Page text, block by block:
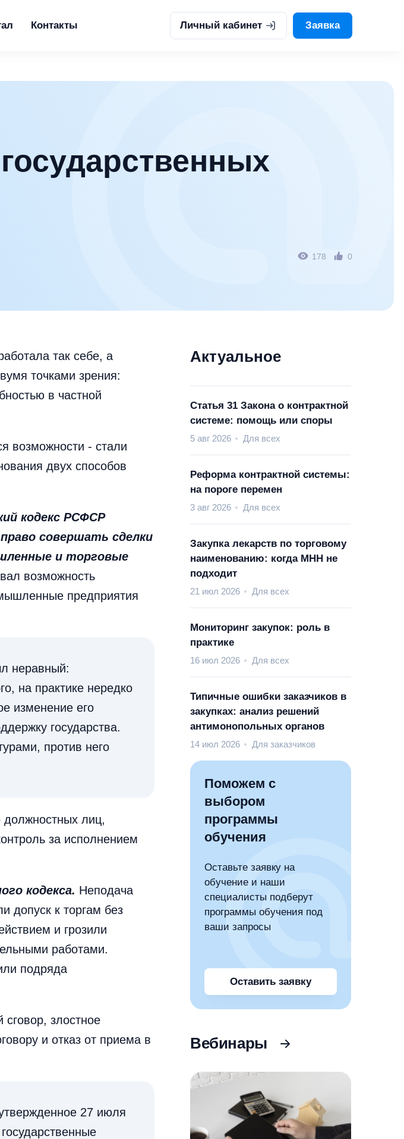
Контакты Личный кабинет Заявка
178 0
так себе, а
точками зрения:
в частной
возможности - стали
двух способов
кодекс РСФСР
совершать сделки
и торговые
возможность
предприятия
неравный:
на практике нередко
изменение его
государства.
против него
должностных лиц,
за исполнением
кодекса. Неподача
допуск к торгам без
и грозили
работами.
подряда
злостное
и отказ от приема в
27 июля
Актуальное
Статья 31 Закона о контрактной
системе: помощь или споры
5 авг 2026 Для всех
Реформа контрактной системы:
на пороге перемен
3 авг 2026 Для всех
Закупка лекарств по торговому
наименованию: когда МНН не
подходит
21 июл 2026 Для всех
Мониторинг закупок: роль в
практике
16 июл 2026 Для всех
Типичные ошибки заказчиков в
закупках: анализ решений
антимонопольных органов
14 июл 2026 Для заказчиков
Поможем с
выбором
программы
обучения
Оставьте заявку на
обучение и наши
специалисты подберут
программы обучения под
ваши запросы
Оставить заявку
Вебинары